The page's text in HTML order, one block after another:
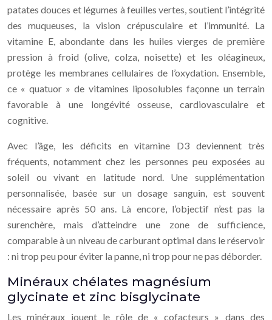
patates douces et légumes à feuilles vertes, soutient l’intégrité
des muqueuses, la vision crépusculaire et l’immunité. La
vitamine E, abondante dans les huiles vierges de première
pression à froid (olive, colza, noisette) et les oléagineux,
protège les membranes cellulaires de l’oxydation. Ensemble,
ce « quatuor » de vitamines liposolubles façonne un terrain
favorable à une longévité osseuse, cardiovasculaire et
cognitive.
Avec l’âge, les déficits en vitamine D3 deviennent très
fréquents, notamment chez les personnes peu exposées au
soleil ou vivant en latitude nord. Une supplémentation
personnalisée, basée sur un dosage sanguin, est souvent
nécessaire après 50 ans. Là encore, l’objectif n’est pas la
surenchère, mais d’atteindre une zone de sufficience,
comparable à un niveau de carburant optimal dans le réservoir
: ni trop peu pour éviter la panne, ni trop pour ne pas déborder.
Minéraux chélates magnésium
glycinate et zinc bisglycinate
Les minéraux jouent le rôle de « cofacteurs » dans des